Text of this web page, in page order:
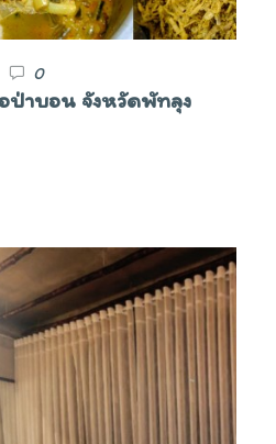
0
ป่าบอน จังหวัดพัทลุง